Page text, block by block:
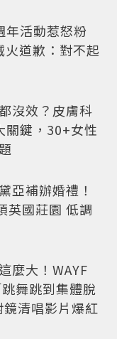
年活動惹怒粉
道歉：對不起
沒效？皮膚科
關鍵，30+女性
亞補辦婚禮！
英國莊園 低調
麼大！WAYF
舞跳到集體脫
清唱影片爆紅